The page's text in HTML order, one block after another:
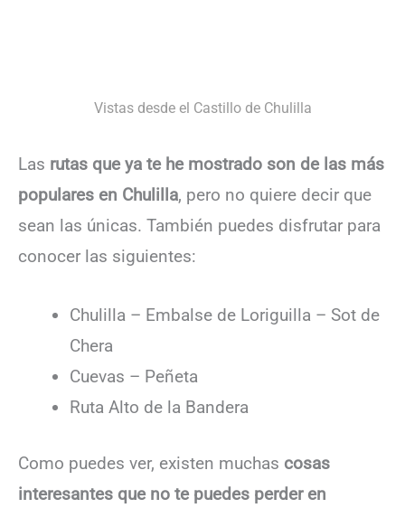
Vistas desde el Castillo de Chulilla
Las rutas que ya te he mostrado son de las más
populares en Chulilla, pero no quiere decir que
sean las únicas. También puedes disfrutar para
conocer las siguientes:
Chulilla – Embalse de Loriguilla – Sot de
Chera
Cuevas – Peñeta
Ruta Alto de la Bandera
Como puedes ver, existen muchas cosas
interesantes que no te puedes perder en